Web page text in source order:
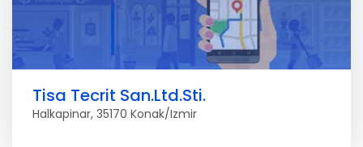
Tisa Tecrit San.Ltd.Sti.
Halkapinar, 35170 Konak/Izmir